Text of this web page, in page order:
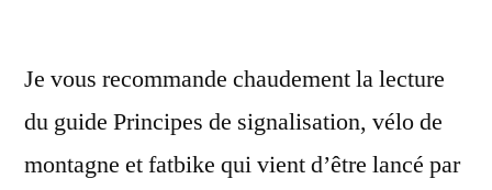
Je vous recommande chaudement la lecture
du guide Principes de signalisation, vélo de
montagne et fatbike qui vient d’être lancé par